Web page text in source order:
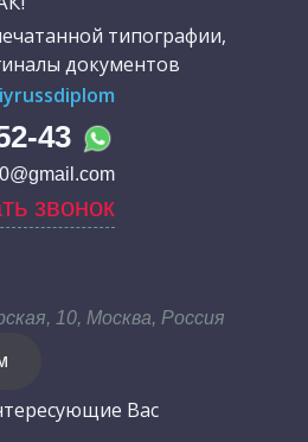
типографии,
документов
43
звонок
10, Москва, Россия
Вас